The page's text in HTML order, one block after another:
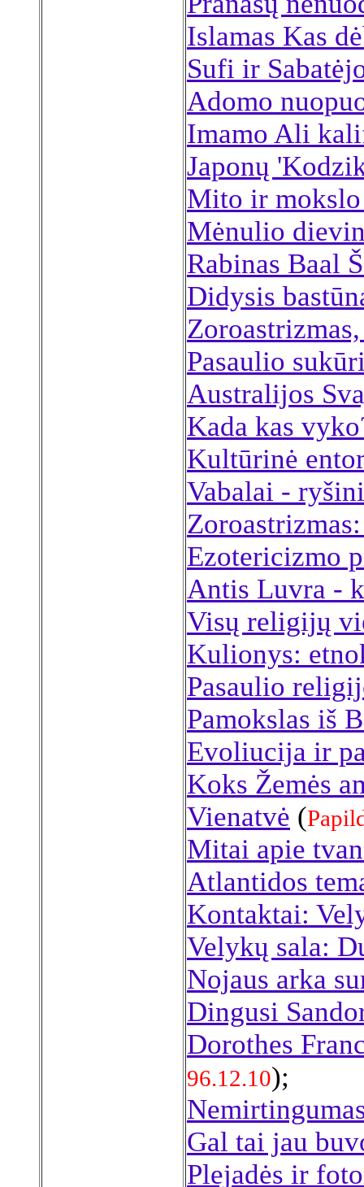
Islamas Kas
Sufi ir
Adomo
Imamo Ali
Japonų
Mito ir
Mėnulio
Rabinas Baal
Didysis
Pasaulio
Australijos
Kada kas
Kultūrinė
Vabalai -
Ezotericizmo
Antis Luvra -
Visų religijų
Kulionys:
Pasaulio
Pamokslas iš
Evoliucija ir
Koks Žemės
Vienatvė (
Mitai apie
Atlantidos
Kontaktai:
Velykų sala:
Nojaus arka
Dingusi
Dorothes
96.12.10);
Gal tai jau
Plejadės ir